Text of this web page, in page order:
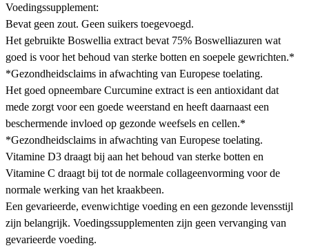
Voedingssupplement:
Bevat geen zout. Geen suikers toegevoegd.
Het gebruikte Boswellia extract bevat 75% Boswelliazuren wat
goed is voor het behoud van sterke botten en soepele gewrichten.*
*Gezondheidsclaims in afwachting van Europese toelating.
Het goed opneembare Curcumine extract is een antioxidant dat
mede zorgt voor een goede weerstand en heeft daarnaast een
beschermende invloed op gezonde weefsels en cellen.*
*Gezondheidsclaims in afwachting van Europese toelating.
Vitamine D3 draagt bij aan het behoud van sterke botten en
Vitamine C draagt bij tot de normale collageenvorming voor de
normale werking van het kraakbeen.
Een gevarieerde, evenwichtige voeding en een gezonde levensstijl
zijn belangrijk. Voedingssupplementen zijn geen vervanging van
gevarieerde voeding.